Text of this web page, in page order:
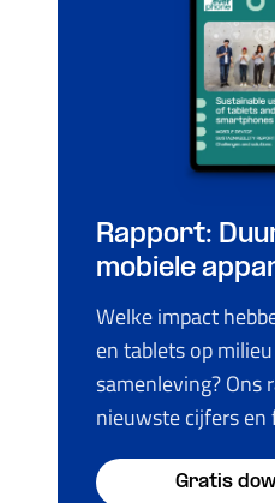
Rapport:
mobiele
Welke impact
en tablets op
samenleving? Ons
nieuwste cijfers en
Gratis